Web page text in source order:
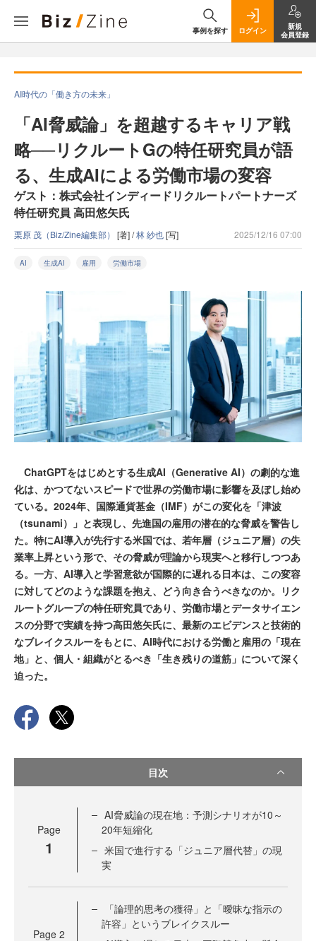
事例を探す ログイン
新規
会員登録
AI時代の「働き方の未来」
「AI脅威論」を超越するキャリア戦
略──リクルートGの特任研究員が語
る、生成AIによる労働市場の変容
ゲスト：株式会社インディードリクルートパートナーズ
特任研究員 高田悠矢氏
栗原 茂（Biz/Zine編集部） [著] /林 紗也[写] 2025/12/16 07:00
AI 生成AI 雇用 労働市場
ChatGPTをはじめとする生成AI（Generative AI）の劇的な進
化は、かつてないスピードで世界の労働市場に影響を及ぼし始め
ている。2024年、国際通貨基金（IMF）がこの変化を「津波
（tsunami）」と表現し、先進国の雇用の潜在的な脅威を警告し
た。特にAI導入が先行する米国では、若年層（ジュニア層）の失
業率上昇という形で、その脅威が理論から現実へと移行しつつあ
る。一方、AI導入と学習意欲が国際的に遅れる日本は、この変容
に対してどのような課題を抱え、どう向き合うべきなのか。リク
ルートグループの特任研究員であり、労働市場とデータサイエン
スの分野で実績を持つ高田悠矢氏に、最新のエビデンスと技術的
なブレイクスルーをもとに、AI時代における労働と雇用の「現在
地」と、個人・組織がとるべき「生き残りの道筋」について深く
迫った。
目次
Page
1
AI脅威論の現在地：予測シナリオが10～
20年短縮化
米国で進行する「ジュニア層代替」の現
実
Page 2
「論理的思考の獲得」と「曖昧な指示の
許容」というブレイクスルー